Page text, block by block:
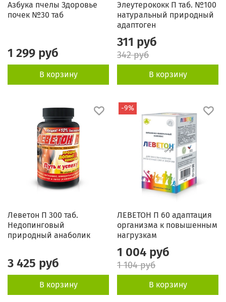
Азбука пчелы Здоровье
почек №30 таб
1 299 руб
В корзину
Элеутерококк П таб. №100
натуральный природный
адаптоген
311 руб
342 руб
В корзину
Леветон П 300 таб.
Недопинговый
природный анаболик
3 425 руб
В корзину
-9%
ЛЕВЕТОН П 60 адаптация
организма к повышенным
нагрузкам
1 004 руб
1 104 руб
В корзину